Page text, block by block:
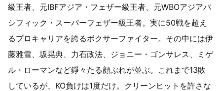
級王者、元IBFアジア・フェザー級王者、元WBOアジアパ
シフィック・スーパーフェザー級王者。実に50戦を超え
るプロキャリアを誇るボクサーファイター。その中には伊
藤雅雪、坂晃典、力石政法、ジョニー・ゴンサレス、ミゲ
ル・ローマンなど錚々たる顔ぶれが並ぶ。これまで13敗
しているが、KO負けは1度だけ。クリーンヒットを許さな